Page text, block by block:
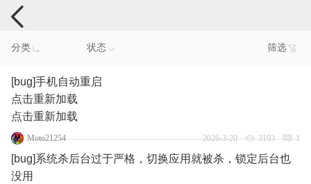
手机反馈
分类 状态 筛选
[bug]手机自动重启
点击重新加载
点击重新加载
Moto21254 2026-3-20 3193 1
[bug]系统杀后台过于严格，切换应用就被杀，锁定后台也
没用